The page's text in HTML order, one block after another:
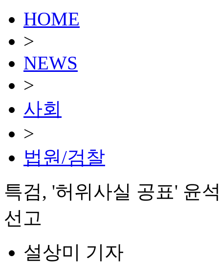
HOME
>
NEWS
>
사회
>
법원/검찰
특검, '허위사실 공표' 윤
선고
설상미 기자